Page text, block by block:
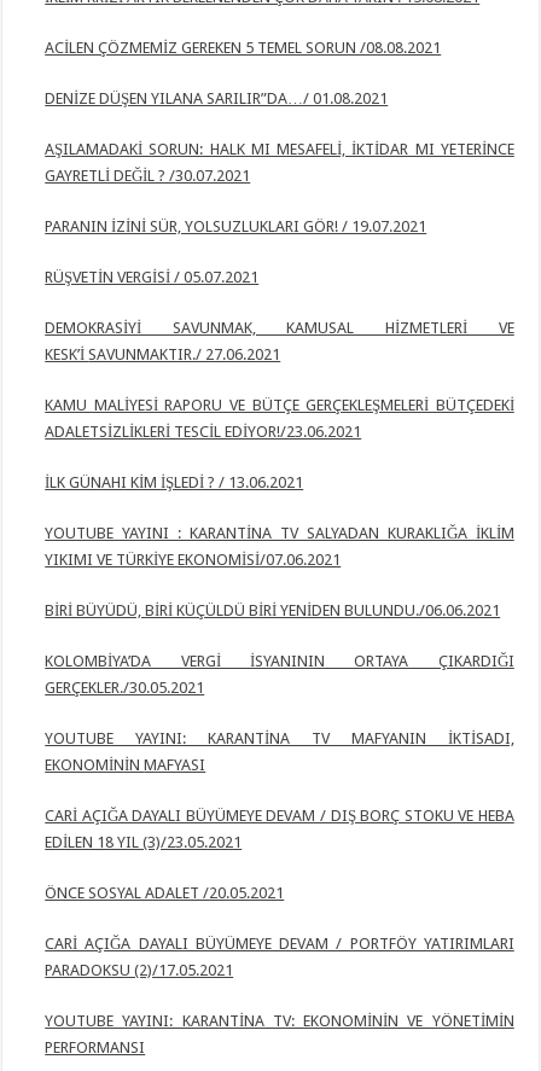
ACİLEN ÇÖZMEMİZ GEREKEN 5 TEMEL SORUN /08.08.2021
DENİZE DÜŞEN YILANA SARILIR”DA…/ 01.08.2021
AŞILAMADAKİ SORUN: HALK MI MESAFELİ, İKTİDAR MI YETERİNCE
GAYRETLİ DEĞİL ? /30.07.2021
PARANIN İZİNİ SÜR, YOLSUZLUKLARI GÖR! / 19.07.2021
RÜŞVETİN VERGİSİ / 05.07.2021
DEMOKRASİYİ SAVUNMAK, KAMUSAL HİZMETLERİ VE
KESK’İSAVUNMAKTIR./ 27.06.2021
KAMU MALİYESİ RAPORU VE BÜTÇE GERÇEKLEŞMELERİ BÜTÇEDEKİ
ADALETSİZLİKLERİ TESCİL EDİYOR!/23.06.2021
İLK GÜNAHI KİM İŞLEDİ ? / 13.06.2021
YOUTUBE YAYINI : KARANTİNA TV SALYADAN KURAKLIĞA İKLİM
YIKIMI VE TÜRKİYE EKONOMİSİ/07.06.2021
BİRİ BÜYÜDÜ, BİRİ KÜÇÜLDÜ BİRİ YENİDEN BULUNDU./06.06.2021
KOLOMBİYA’DA VERGİ İSYANININ ORTAYA ÇIKARDIĞI
GERÇEKLER./30.05.2021
YOUTUBE YAYINI: KARANTİNA TV MAFYANIN İKTİSADI,
EKONOMİNİNMAFYASI
CARİ AÇIĞA DAYALI BÜYÜMEYE DEVAM / DIŞ BORÇ STOKU VE HEBA
EDİLEN 18 YIL (3)/23.05.2021
ÖNCE SOSYAL ADALET /20.05.2021
CARİ AÇIĞA DAYALI BÜYÜMEYE DEVAM / PORTFÖY YATIRIMLARI
PARADOKSU (2)/17.05.2021
YOUTUBE YAYINI: KARANTİNA TV: EKONOMİNİN VE YÖNETİMİN
PERFORMANSI